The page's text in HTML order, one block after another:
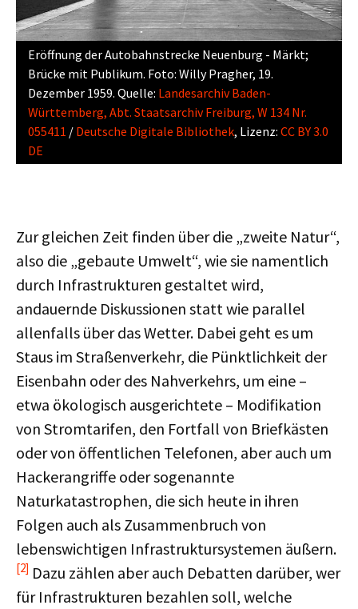
Eröffnung der Autobahnstrecke Neuenburg - Märkt;
Brücke mit Publikum. Foto: Willy Pragher, 19.
Dezember 1959. Quelle: Landesarchiv Baden-
Württemberg, Abt. Staatsarchiv Freiburg, W 134 Nr.
055411 / Deutsche Digitale Bibliothek, Lizenz: CC BY 3.0
DE
Zur gleichen Zeit finden über die „zweite Natur“,
also die „gebaute Umwelt“, wie sie namentlich
durch Infrastrukturen gestaltet wird,
andauernde Diskussionen statt wie parallel
allenfalls über das Wetter. Dabei geht es um
Staus im Straßenverkehr, die Pünktlichkeit der
Eisenbahn oder des Nahverkehrs, um eine –
etwa ökologisch ausgerichtete – Modifikation
von Stromtarifen, den Fortfall von Briefkästen
oder von öffentlichen Telefonen, aber auch um
Hackerangriffe oder sogenannte
Naturkatastrophen, die sich heute in ihren
Folgen auch als Zusammenbruch von
lebenswichtigen Infrastruktursystemen äußern.
[2] Dazu zählen aber auch Debatten darüber, wer
für Infrastrukturen bezahlen soll, welche